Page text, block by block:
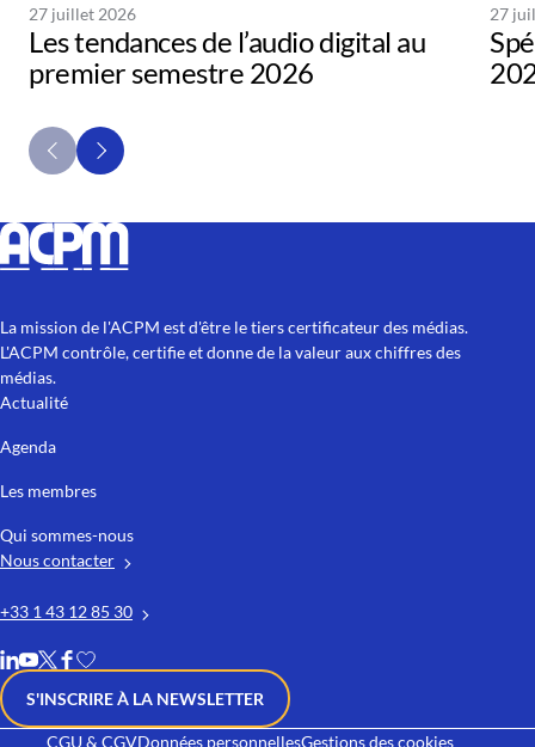
27 juillet 2026
Les tendances de l’audio digital au
premier semestre 2026
27
La mission de l'ACPM est d'être le tiers certificateur des médias.
L'ACPM contrôle, certifie et donne de la valeur aux chiffres des
médias.
Actualité
Agenda
Les membres
Qui sommes-nous
Nous contacter
+33 1 43 12 85 30
S'INSCRIRE À LA NEWSLETTER
CGU & CGVDonnées personnellesGestions des cookies